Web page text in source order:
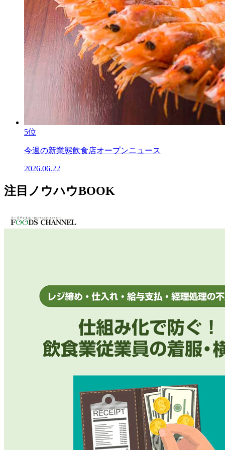
5位
今週の新業態飲食店オープンニュース
2026.06.22
注目ノウハウBOOK